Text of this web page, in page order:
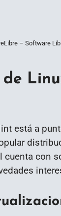
– Software
de
está a
cuenta con